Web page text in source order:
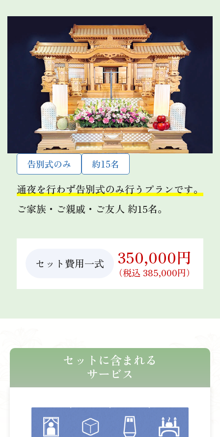
告別式のみ 約15名
通夜を行わず告別式のみ行うプランです。
ご家族・ご親戚・ご友人 約15名。
セット費用一式 350,000円
（税込 385,000円）
セットに含まれる
サービス